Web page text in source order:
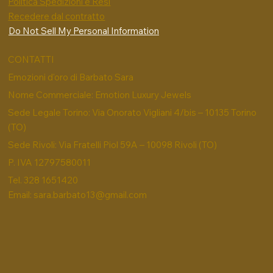
Recedere dal contratto
Do Not Sell My Personal Information
CONTATTI
Emozioni d'oro di Barbato Sara
Nome Commerciale: Emotion Luxury Jewels
Sede Legale Torino: Via Onorato Vigliani 4/bis – 10135 Torino
(TO)
Sede Rivoli: Via Fratelli Piol 59A – 10098 Rivoli (TO)
P. IVA 12797580011
Tel. 328 1651420
Email: sara.barbato13@gmail.com